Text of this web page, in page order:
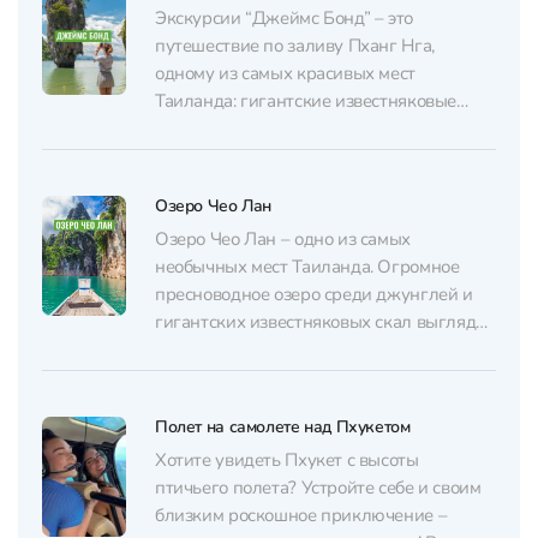
нам по контактам ниже, и мы расскажем
обо...
Экскурсии “Джеймс Бонд” – это
путешествие по заливу Пханг Нга,
одному из самых красивых мест
Таиланда: гигантские известняковые
знаменитый остров, прославившийся
пистолетом”. Хочешь попасть в этот
волшебный мир? Пиши, и мы расскажем
о возможных программах: Оглавление 1.
Все варианты экскурсий2....
Озеро Чео Лан
Озеро Чео Лан – одно из самых
необычных мест Таиланда. Огромное
пресноводное озеро среди джунглей и
гигантских известняковых скал выглядит
Здесь нет привычного Пхукета с
Вместо этого – длиннохвостые лодки,
плавучие дома прямо на воде и дикие
джунгли. Хочешь увидеть...
Полет на самолете над Пхукетом
Хотите увидеть Пхукет с высоты
птичьего полета? Устройте себе и своим
близким роскошное приключение –